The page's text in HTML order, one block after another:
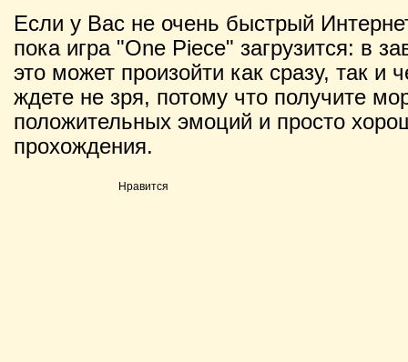
Если у Вас не очень быстрый
пока игра "One Piece" загрузится: в
это может произойти как сразу, так и
ждете не зря, потому что получите
положительных эмоций и просто
прохождения.
Нравится